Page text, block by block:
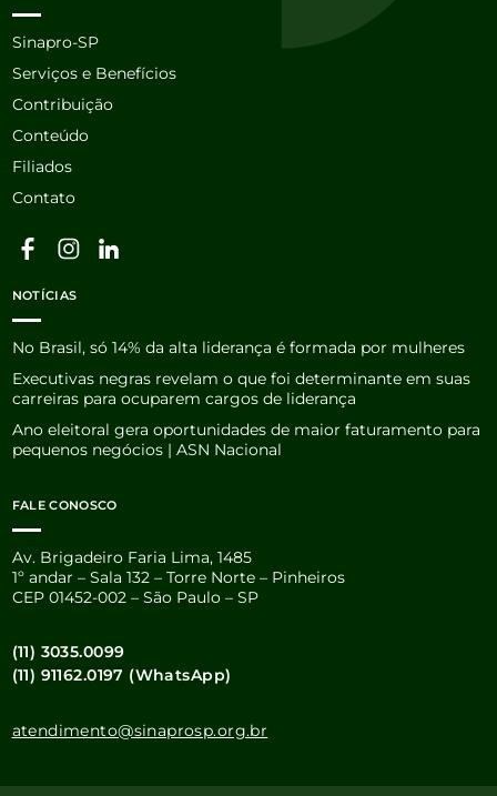
Sinapro-SP
Serviços e Benefícios
Contribuição
Conteúdo
Filiados
Contato
NOTÍCIAS
No Brasil, só 14% da alta liderança é formada por mulheres
Executivas negras revelam o que foi determinante em suas
carreiras para ocuparem cargos de liderança
Ano eleitoral gera oportunidades de maior faturamento para
pequenos negócios | ASN Nacional
FALE CONOSCO
Av. Brigadeiro Faria Lima, 1485
1º andar – Sala 132 – Torre Norte – Pinheiros
CEP 01452-002 – São Paulo – SP
(11) 3035.0099
(11) 91162.0197 (WhatsApp)
atendimento@sinaprosp.org.br